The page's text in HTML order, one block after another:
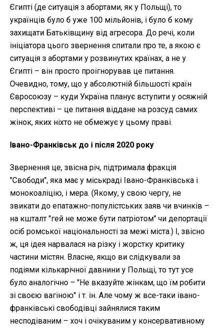
Єгипті (де ситуація з абортами, як у Польщі), то
українців було б уже 100 мільйонів, і було б кому
захищати Батьківщину від агресора. До речі, коли
ініціатора цього звернення спитали про те, а якою є
ситуація з абортами у розвинутих країнах, а не у
Єгипті – він просто проігнорував це питання.
Очевидно, тому, що у абсолютній більшості країн
Євросоюзу – куди Україна планує вступити у осяжній
перспективі – це питання віддане на розсуд самих
жінок, яких ніхто не обмежує у цьому праві.
Івано-Франківськ до і після 2020 року
Звернення це, звісна річ, підтримала фракція
"Свободи", яка має у міськраді Івано-Франківська і
монокоаліцію, і мера. (Якому, у свою чергу, не
звикати до епатажно-популістських заяв чи вчинків –
на кшталт "гей не може бути патріотом" чи депортації
осіб ромської національності за межі міста.) І, звісно
ж, ця ідея нарвалася на різку і жорстку критику
частини містян. Власне, якщо ви слідкували за
подіями кількарічної давнини у Польщі, то тут усе
було аналогічно – "Не вказуйте жінкам, що їм робити
зі своєю вагіною" і т. ін. Але чому ж все-таки івано-
франківські свободівці зайнялися таким
несподіваним – хоч і очікуваним у консервативному